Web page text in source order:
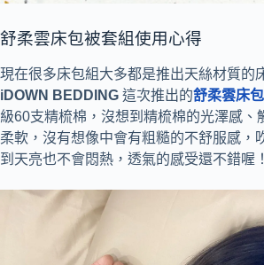
舒柔雲床包被套組使用心得
現在很多床包組大多都是推出天絲材質的
iDOWN BEDDING 這次推出的舒柔雲床
級60支精梳棉，沒想到精梳棉的光澤感、
柔軟，沒有想像中會有粗糙的不舒服感，
到天亮也不會悶熱，透氣的感受還不錯喔！